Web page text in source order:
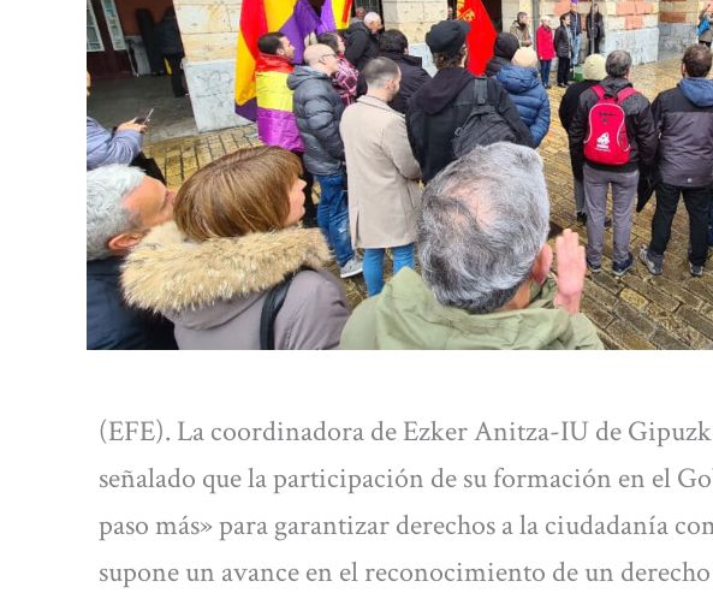
(EFE). La coordinadora de Ezker Anitza-IU de
señalado que la participación de su formación en el
paso más» para garantizar derechos a la ciudadanía
supone un avance en el reconocimiento de un